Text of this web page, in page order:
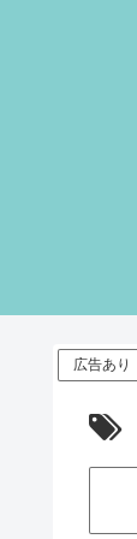
広告あり